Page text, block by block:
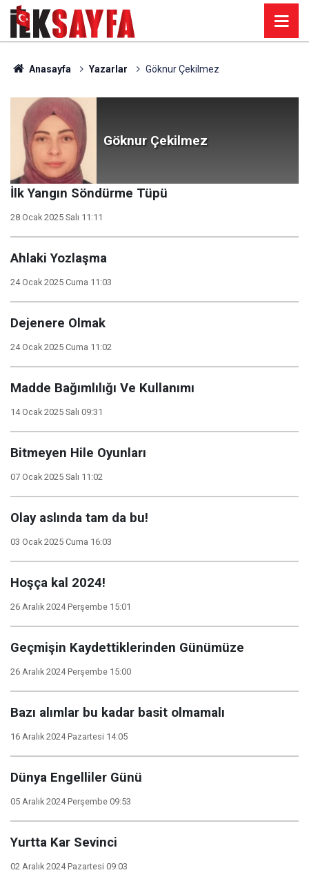
Anasayfa Yazarlar Göknur Çekilmez
Göknur Çekilmez
İlk Yangın Söndürme Tüpü
28 Ocak 2025 Salı 11:11
Ahlaki Yozlaşma
24 Ocak 2025 Cuma 11:03
Dejenere Olmak
24 Ocak 2025 Cuma 11:02
Madde Bağımlılığı Ve Kullanımı
14 Ocak 2025 Salı 09:31
Bitmeyen Hile Oyunları
07 Ocak 2025 Salı 11:02
Olay aslında tam da bu!
03 Ocak 2025 Cuma 16:03
Hoşça kal 2024!
26 Aralık 2024 Perşembe 15:01
Geçmişin Kaydettiklerinden Günümüze
26 Aralık 2024 Perşembe 15:00
Bazı alımlar bu kadar basit olmamalı
16 Aralık 2024 Pazartesi 14:05
Dünya Engelliler Günü
05 Aralık 2024 Perşembe 09:53
Yurtta Kar Sevinci
02 Aralık 2024 Pazartesi 09:03